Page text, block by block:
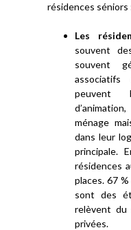
résidences séniors
Les
souvent
souvent
peuvent
ménage
dans leur
principale.
résidences
places. 67
sont des
relèvent du
privées.